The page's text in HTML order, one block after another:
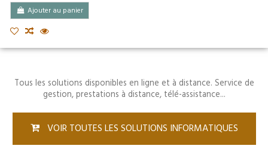
Ajouter au panier
Tous les solutions disponibles en ligne et à distance. Service de
gestion, prestations à distance, télé-assistance...
VOIR TOUTES LES SOLUTIONS INFORMATIQUES